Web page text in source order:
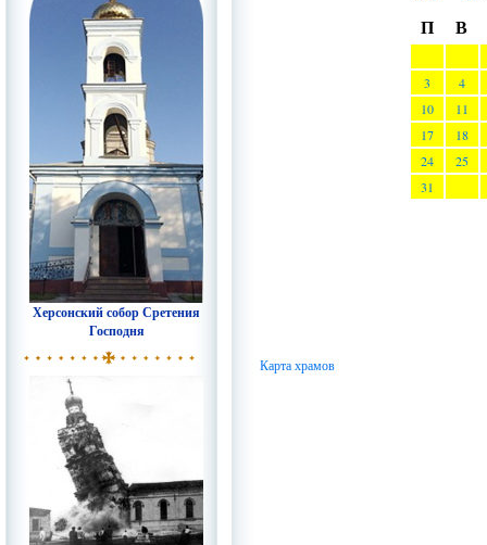
Херсонский собор Сретения
Господня
П
В
3
4
10
11
17
18
24
25
31
Карта храмов